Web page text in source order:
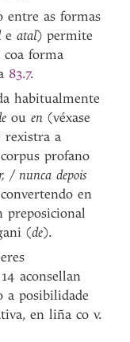
entre as formas
eatal) permite
forma
83.7.
habitualmente
ouen(véxase
rexistra a
profano
/ nunca depois
en
preposicional
(de).
aconsellan
a posibilidade
en liña co v.